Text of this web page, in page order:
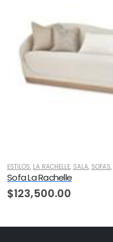
ESTILOS, LA RACHELLE, SALA, SOFAS,
Sofa La Rachelle
$123,500.00